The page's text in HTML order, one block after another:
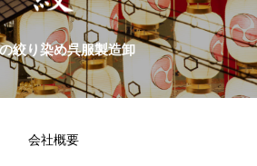
絞り染め呉服製造卸
会社概要